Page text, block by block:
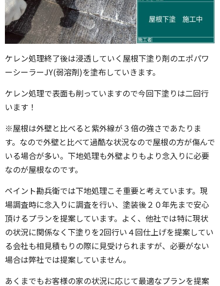
ケレン処理終了後は浸透していく屋根下塗り剤のエポパワ
ーシーラーJY(弱溶剤)を塗布していきます。
ケレン処理で表面も削っていますので今回下塗りは二回行
います！
※屋根は外壁と比べると紫外線が３倍の強さであたりま
す。なので外壁と比べて過酷な状況なので屋根の方が傷んで
いる場合が多い。下地処理も外壁よりもより念入りに必要
なのが屋根なのです。
ペイント勘兵衛では下地処理こそ重要と考えています。現
場調査時に念入りに調査を行い、塗装後２０年先まで安心
頂けるプランを提案しています。よく、他社では特に現状
の状況に関係なく下塗りを2回行い４回仕上げを提案してい
る会社も相見積もりの際に見受けられますが、必要がない
場合は弊社では提案していません。
あくまでもお客様の家の状況に応じて最適なプランを提案